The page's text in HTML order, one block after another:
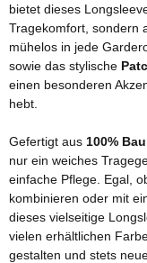
bietet dieses
Tragekomfort, sondern
mühelos in jede
sowie das stylische
einen besonderen
hebt.
Gefertigt aus 100%
nur ein weiches
einfache Pflege. Egal,
kombinieren oder mit
dieses vielseitige
vielen erhältlichen
gestalten und stets